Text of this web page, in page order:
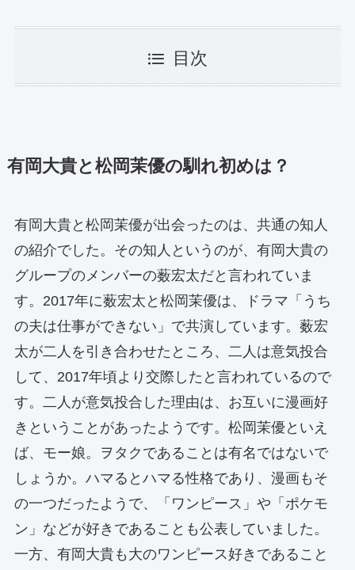
目次
有岡大貴と松岡茉優の馴れ初めは？
有岡大貴と松岡茉優が出会ったのは、共通の知人
の紹介でした。その知人というのが、有岡大貴の
グループのメンバーの薮宏太だと言われていま
す。2017年に薮宏太と松岡茉優は、ドラマ「うち
の夫は仕事ができない」で共演しています。薮宏
太が二人を引き合わせたところ、二人は意気投合
して、2017年頃より交際したと言われているので
す。二人が意気投合した理由は、お互いに漫画好
きということがあったようです。松岡茉優といえ
ば、モー娘。ヲタクであることは有名ではないで
しょうか。ハマるとハマる性格であり、漫画もそ
の一つだったようで、「ワンピース」や「ポケモ
ン」などが好きであることも公表していました。
一方、有岡大貴も大のワンピース好きであること